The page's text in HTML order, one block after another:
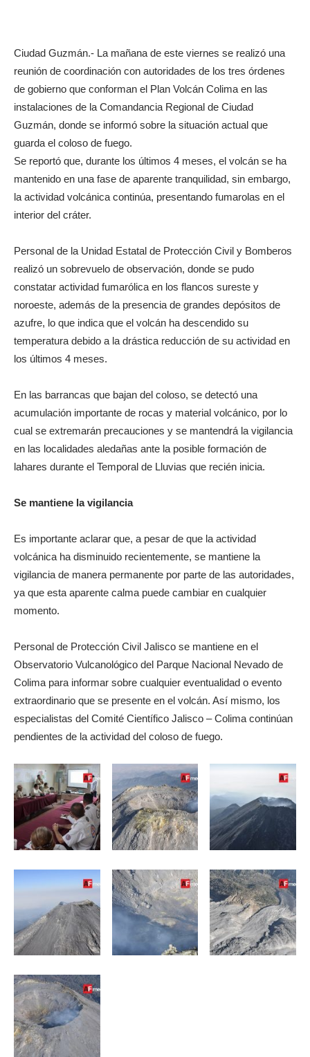
Ciudad Guzmán.- La mañana de este viernes se realizó una
reunión de coordinación con autoridades de los tres órdenes
de gobierno que conforman el Plan Volcán Colima en las
instalaciones de la Comandancia Regional de Ciudad
Guzmán, donde se informó sobre la situación actual que
guarda el coloso de fuego.
Se reportó que, durante los últimos 4 meses, el volcán se ha
mantenido en una fase de aparente tranquilidad, sin embargo,
la actividad volcánica continúa, presentando fumarolas en el
interior del cráter.
Personal de la Unidad Estatal de Protección Civil y Bomberos
realizó un sobrevuelo de observación, donde se pudo
constatar actividad fumarólica en los flancos sureste y
noroeste, además de la presencia de grandes depósitos de
azufre, lo que indica que el volcán ha descendido su
temperatura debido a la drástica reducción de su actividad en
los últimos 4 meses.
En las barrancas que bajan del coloso, se detectó una
acumulación importante de rocas y material volcánico, por lo
cual se extremarán precauciones y se mantendrá la vigilancia
en las localidades aledañas ante la posible formación de
lahares durante el Temporal de Lluvias que recién inicia.
Se mantiene la vigilancia
Es importante aclarar que, a pesar de que la actividad
volcánica ha disminuido recientemente, se mantiene la
vigilancia de manera permanente por parte de las autoridades,
ya que esta aparente calma puede cambiar en cualquier
momento.
Personal de Protección Civil Jalisco se mantiene en el
Observatorio Vulcanológico del Parque Nacional Nevado de
Colima para informar sobre cualquier eventualidad o evento
extraordinario que se presente en el volcán. Así mismo, los
especialistas del Comité Científico Jalisco – Colima continúan
pendientes de la actividad del coloso de fuego.